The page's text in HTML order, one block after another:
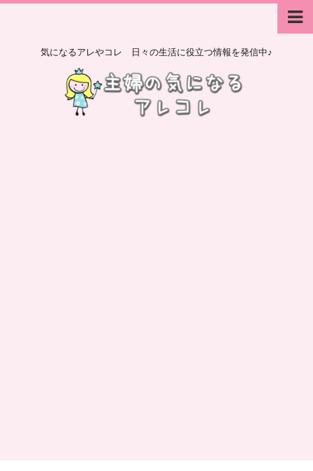
気になるアレやコレ 日々の生活に役立つ情報を発信中♪